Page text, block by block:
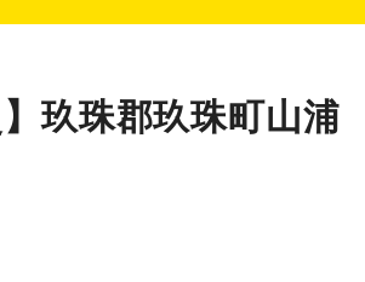
玖珠郡玖珠町山浦